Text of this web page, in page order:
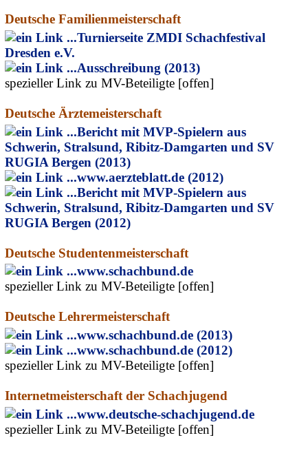
Deutsche Familienmeisterschaft
Turnierseite ZMDI Schachfestival
Dresden e.V.
Ausschreibung (2013)
spezieller Link zu MV-Beteiligte [offen]
Deutsche Ärztemeisterschaft
Bericht mit MVP-Spielern aus
Schwerin, Stralsund, Ribitz-Damgarten und SV
RUGIA Bergen (2013)
www.aerzteblatt.de (2012)
Bericht mit MVP-Spielern aus
Schwerin, Stralsund, Ribitz-Damgarten und SV
RUGIA Bergen (2012)
Deutsche Studentenmeisterschaft
www.schachbund.de
spezieller Link zu MV-Beteiligte [offen]
Deutsche Lehrermeisterschaft
www.schachbund.de (2013)
www.schachbund.de (2012)
spezieller Link zu MV-Beteiligte [offen]
Internetmeisterschaft der Schachjugend
www.deutsche-schachjugend.de
spezieller Link zu MV-Beteiligte [offen]